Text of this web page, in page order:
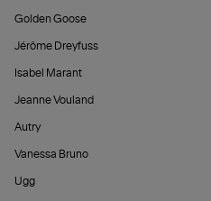
Golden Goose
Jérôme Dreyfuss
Isabel Marant
Jeanne Vouland
Autry
Vanessa Bruno
Ugg